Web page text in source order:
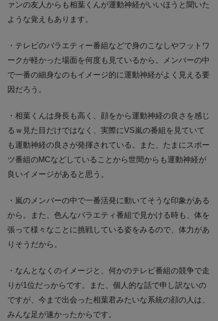
ァンの友人からも相葉くんが運動神経がいいほうと聞いた
ような覚えもあります。
・テレビのバラエティー番組などで身のこなしやフットワ
ークが軽かった場面を何度も見ているから。メンバーの中
で一番の細身なのもイメージ的に運動神経がよく見える要
因だろう。
・相葉くんは身長も高く、顔をから運動神経の良さを感じ
るｗ見た目だけではなく、実際にVS嵐の番組を見ていて
も運動神経の良さが発揮されている。また、たまにスポー
ツ番組のMCなどしていることから世間からも運動神経が
良いイメージがあると思う。
・嵐のメンバーの中で一番活発に動いてそうな印象がある
から。また、色んなバラエティ番組で見かける時も、体を
張って様々なことに挑戦している姿をみるので、体力があ
りそうだから。
・なんとなくのイメージと、何かのテレビ番組の競争で走
りが1位だっからです。また、個人的な話で申し訳ないの
ですが、今まで出会った相葉君みたいな系統の顔の人は、
みんな足が速かったからです。